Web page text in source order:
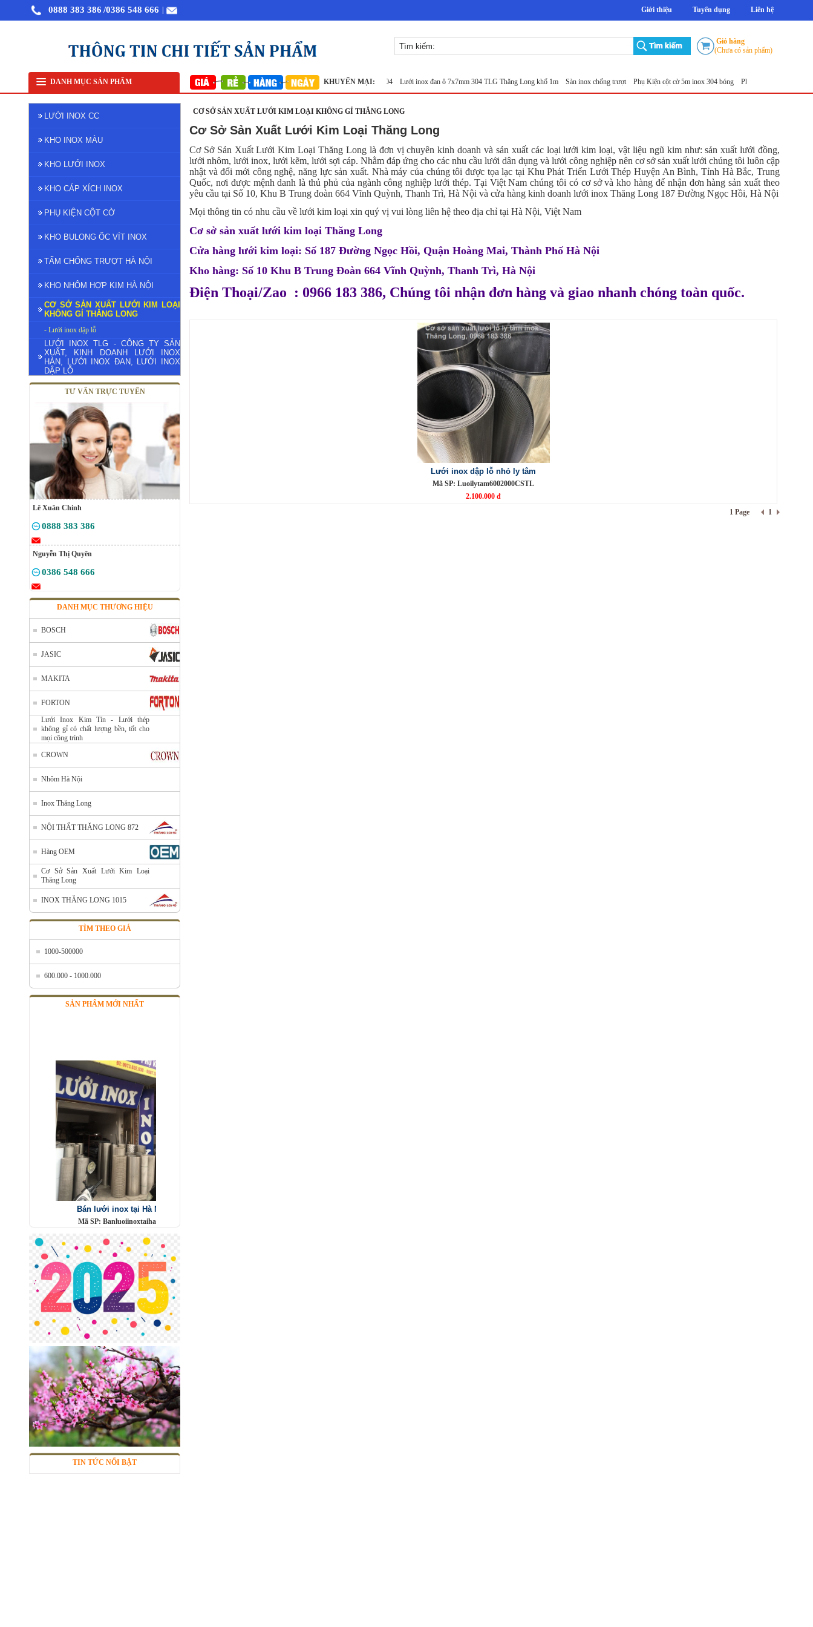
0888 383 386 /0386 548 666 Giới thiệu Tuyển dụng Liên hệ
Giỏ hàng
(Chưa có sản phẩm)
DANH MỤC SẢN PHẨM KHUYẾN MẠI:
Bán lưới inox tại Hà Nội Lưới lọc inox 304 Lưới inox đan ô 7x7mm 304 TLG Thăng Long khổ 1m Sàn inox chống trượt Phụ Kiện cột cờ 5m inox 304 bóng Phụ Kiện cột cờ 6m inox
LƯỚI INOX CC
KHO INOX MÀU
KHO LƯỚI INOX
KHO CÁP XÍCH INOX
PHỤ KIỆN CỘT CỜ
KHO BULONG ỐC VÍT INOX
TẤM CHỐNG TRƯỢT HÀ NỘI
KHO NHÔM HỢP KIM HÀ NỘI
CƠ SỞ SẢN XUẤT LƯỚI KIM LOẠI
KHÔNG GỈ THĂNG LONG
- Lưới inox dập lỗ
LƯỚI INOX TLG - CÔNG TY SẢN
XUẤT, KINH DOANH LƯỚI INOX
HÀN, LƯỚI INOX ĐAN, LƯỚI INOX
DẬP LỖ
TƯ VẤN TRỰC TUYẾN
Lê Xuân Chinh
0888 383 386
Nguyễn Thị Quyên
0386 548 666
DANH MỤC THƯƠNG HIỆU
BOSCH
JASIC
MAKITA
FORTON
Lưới Inox Kim Tín - Lưới thép
không gỉ có chất lượng bền, tốt cho
mọi công trình
CROWN
Nhôm Hà Nội
Inox Thăng Long
NỘI THẤT THĂNG LONG 872
Hàng OEM
Cơ Sở Sản Xuất Lưới Kim Loại
Thăng Long
INOX THĂNG LONG 1015
TÌM THEO GIÁ
1000-500000
600.000 - 1000.000
SẢN PHẨM MỚI NHẤT
Bán lưới inox tại Hà Nội
Mã SP: Banluoiinoxtaihanoi
Call
Lưới lọc inox 304
Mã SP: LL304
Call
TIN TỨC NỔI BẬT
CƠ SỞ SẢN XUẤT LƯỚI KIM LOẠI KHÔNG GỈ THĂNG LONG
Cơ Sở Sản Xuất Lưới Kim Loại Thăng Long
Cơ Sở Sản Xuất Lưới Kim Loại Thăng Long là đơn vị chuyên kinh doanh và sản xuất các loại lưới kim loại, vật liệu ngũ kim như: sản xuất lưới đồng,
lưới nhôm, lưới inox, lưới kẽm, lưới sợi cáp. Nhằm đáp ứng cho các nhu cầu lưới dân dụng và lưới công nghiệp nên cơ sở sản xuất lưới chúng tôi luôn cập
nhật và đổi mới công nghệ, năng lực sản xuất. Nhà máy của chúng tôi được tọa lạc tại Khu Phát Triển Lưới Thép Huyện An Bình, Tỉnh Hà Bắc, Trung
Quốc, nơi được mệnh danh là thủ phủ của ngành công nghiệp lưới thép. Tại Việt Nam chúng tôi có cơ sở và kho hàng để nhận đơn hàng sản xuất theo
yêu cầu tại Số 10, Khu B Trung đoàn 664 Vĩnh Quỳnh, Thanh Trì, Hà Nội và cửa hàng kinh doanh lưới inox Thăng Long 187 Đường Ngọc Hồi, Hà Nội
Mọi thông tin có nhu cầu về lưới kim loại xin quý vị vui lòng liên hệ theo địa chỉ tại Hà Nội, Việt Nam
Cơ sở sản xuất lưới kim loại Thăng Long
Cửa hàng lưới kim loại: Số 187 Đường Ngọc Hồi, Quận Hoàng Mai, Thành Phố Hà Nội
Kho hàng: Số 10 Khu B Trung Đoàn 664 Vĩnh Quỳnh, Thanh Trì, Hà Nội
Điện Thoại/Zao : 0966 183 386, Chúng tôi nhận đơn hàng và giao nhanh chóng toàn quốc.
Lưới inox dập lỗ nhỏ ly tâm
Mã SP: Luoilytam6002000CSTL
2.100.000 đ
1 Page
1